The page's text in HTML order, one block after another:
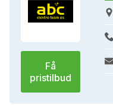
Få
pristilbud